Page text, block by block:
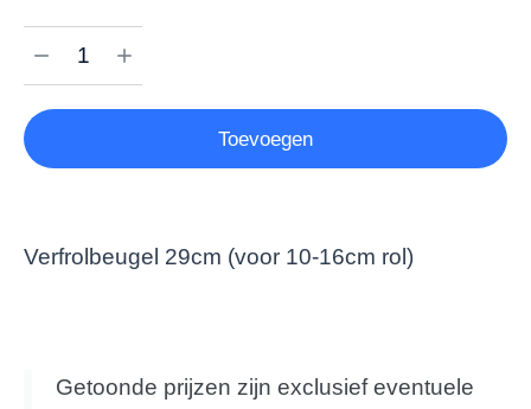
Toevoegen
Verfrolbeugel 29cm (voor 10-16cm rol)
Getoonde prijzen zijn exclusief eventuele